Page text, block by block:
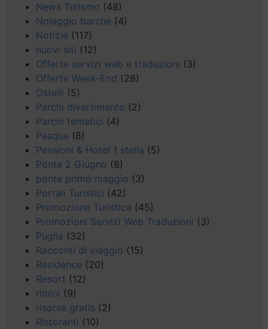
News Turismo (48)
Noleggio barche (4)
Notizie (117)
nuovi siti (12)
Offerte servizi web e traduzioni (3)
Offerte Week-End (28)
Ostelli (5)
Parchi divertimento (2)
Parchi tematici (4)
Pasqua (8)
Pensioni & Hotel 1 stella (5)
Ponte 2 Giugno (8)
ponte primo maggio (3)
Portali Turistici (42)
Promozione Turistica (45)
Promozioni Servizi Web Traduzioni (3)
Puglia (32)
Racconti di viaggio (15)
Residence (20)
Resort (12)
rimini (9)
risorse gratis (2)
Ristoranti (10)